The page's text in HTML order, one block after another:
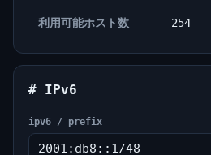
利用可能ホスト数 254
# IPv6
ipv6 / prefix